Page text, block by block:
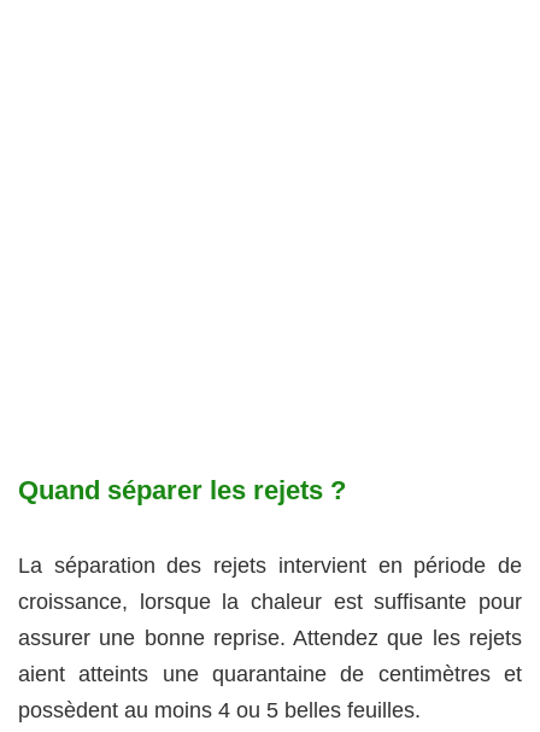
Quand séparer les rejets ?
La séparation des rejets intervient en période de
croissance, lorsque la chaleur est suffisante pour
assurer une bonne reprise. Attendez que les rejets
aient atteints une quarantaine de centimètres et
possèdent au moins 4 ou 5 belles feuilles.